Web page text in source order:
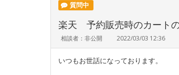
質問中
楽天 予約販売時のカート
相談者：非公開 2022/03/03 12:36
いつもお世話になっております。